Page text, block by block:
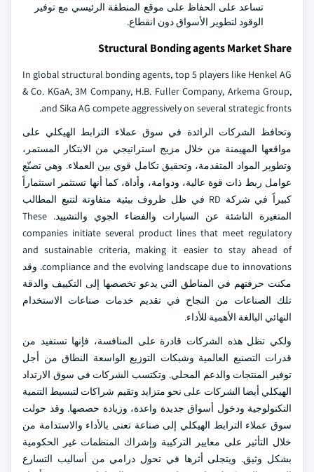
تساعد على الحفاظ على موقع المنطقة الرئيسي مع توفير
الوقود لتطوير الأسواق دون انقطاع.
Structural Bonding agents Market Share
In global structural bonding agents, top 5 players like Henkel AG
& Co. KGaA, 3M Company, H.B. Fuller Company, Arkema Group,
and Sika AG compete aggressively on several strategic fronts.
وتحافظ الشركات الرائدة في سوق عملاء الترابط الهيكلي على
مواقعها المهيمنة من خلال مزيج استراتيجي من الابتكار المستمر،
وتطوير المواد المتقدمة، وتحقيق تكامل قوي بين العملاء. وهي تصنّع
عوامل ربط ذات قوة عالية، ودوامة، وأداة، كما أنها تستثمر استثماراً
كبيراً في شركة RD في ظل ظروف بيئية متفاوتة لتتبع المطالب
المتغيرة الناشئة عن السيارات والفضاء الجوي والتشييد. These
companies initiate several product lines that meet regulatory
and sustainable criteria, making it easier to stay ahead of
compliance and the evolving landscape due to innovations. وقد
مكنت حرفتهم في المناطق التي يدعو تخصصها إلى التكييف والدقة
تلك الصناعات من النجاح في تقديم خدمات صناعات الاستخدام
النهائي البالغة الأهمية للأداء.
ولكي تظل هذه الشركات قادرة على المنافسة، فإنها تستفيد من
قدرات التصنيع العالمية وشبكات التوزيع الواسعة النطاق من أجل
توفير المنتجات والدعم المحلي. وتكتسب الشركات في سوق الارتداد
الهيكلي أيضا الشركات على نحو متزايد وتقيم شراكات لتبسيط التنمية
التكنولوجية ودخول أسواق جديدة واعدة، وزيادة حصصها. وقد حولت
سوق عملاء الترابط الهيكلي إلى صناعة تعنى بالأداء والاستدامة من
خلال التأثير على معايير التركيبة وإشراك المنظمات غير الحكومية
بشكل وثيق. ويتجلى أثرها في تحول درامي من أساليب التسارع